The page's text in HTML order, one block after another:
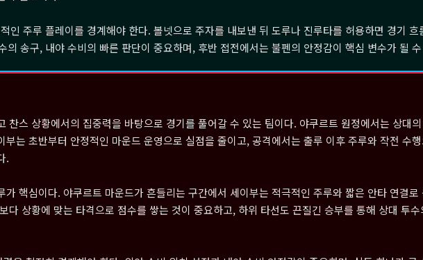
인 주루 플레이를 경계해야 한다. 볼넷으로 주자를 내보낸 뒤 도루나 진루타를 허용하면 경기 흐
의 송구, 내야 수비의 빠른 판단이 중요하며, 후반 접전에서는 불펜의 안정감이 핵심 변수가 될
찬스 상황에서의 집중력을 바탕으로 경기를 풀어갈 수 있는 팀이다. 야쿠르트 원정에서는 상대
는 초반부터 안정적인 마운드 운영으로 실점을 줄이고, 공격에서는 출루 이후 주루와 작전 수
.
핵심이다. 야쿠르트 마운드가 흔들리는 구간에서 세이부는 적극적인 주루와 짧은 안타 연결로
다 상황에 맞는 타격으로 점수를 쌓는 것이 중요하고, 하위 타선도 끈질긴 승부를 통해 상대 투수